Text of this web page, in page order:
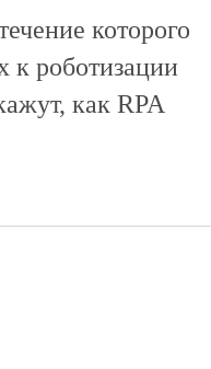
которого
к роботизации
как RPA